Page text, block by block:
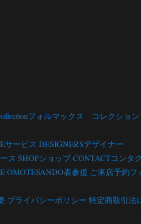
フォルマックス コレクション
サービス DESIGNERSデザイナー
ス SHOPショップCONTACTコンタ
OMOTESANDO表参道 ご来店予約フ
プライバシーポリシー 特定商取引法